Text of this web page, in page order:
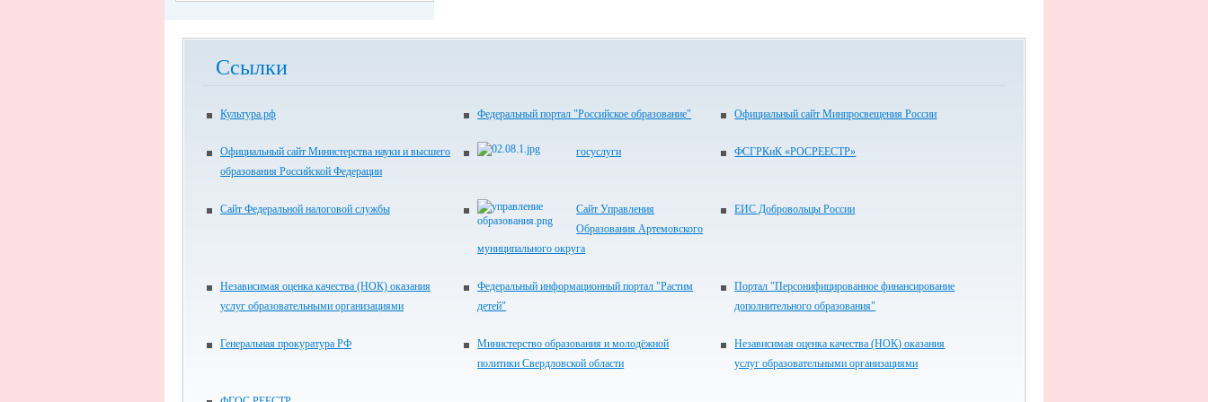
Ссылки
Культура.рф Федеральный портал "Российское образование" Официальный сайт Минпросвещения России
Официальный сайт Министерства науки и высшего
образования Российской Федерации
госуслуги ФСГРКиК «РОСРЕЕСТР»
Сайт Федеральной налоговой службы
Сайт Управления
Образования Артемовского
муниципального округа
ЕИС Добровольцы России
Независимая оценка качества (НОК) оказания
услуг образовательными организациями
Федеральный информационный портал "Растим
детей"
Портал "Персонифицированное финансирование
дополнительного образования"
Генеральная прокуратура РФ
Министерство образования и молодёжной
политики Свердловской области
Независимая оценка качества (НОК) оказания
услуг образовательными организациями